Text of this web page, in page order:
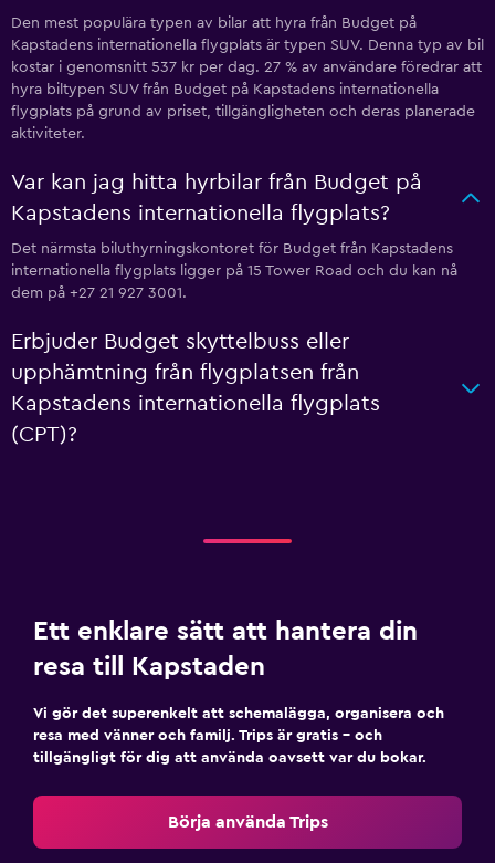
Den mest populära typen av bilar att hyra från Budget på
Kapstadens internationella flygplats är typen SUV. Denna typ av bil
kostar i genomsnitt 537 kr per dag. 27 % av användare föredrar att
hyra biltypen SUV från Budget på Kapstadens internationella
flygplats på grund av priset, tillgängligheten och deras planerade
aktiviteter.
Var kan jag hitta hyrbilar från Budget på
Kapstadens internationella flygplats?
Det närmsta biluthyrningskontoret för Budget från Kapstadens
internationella flygplats ligger på 15 Tower Road och du kan nå
dem på +27 21 927 3001.
Erbjuder Budget skyttelbuss eller
upphämtning från flygplatsen från
Kapstadens internationella flygplats
(CPT)?
Ett enklare sätt att hantera din
resa till Kapstaden
Vi gör det superenkelt att schemalägga, organisera och
resa med vänner och familj. Trips är gratis – och
tillgängligt för dig att använda oavsett var du bokar.
Börja använda Trips